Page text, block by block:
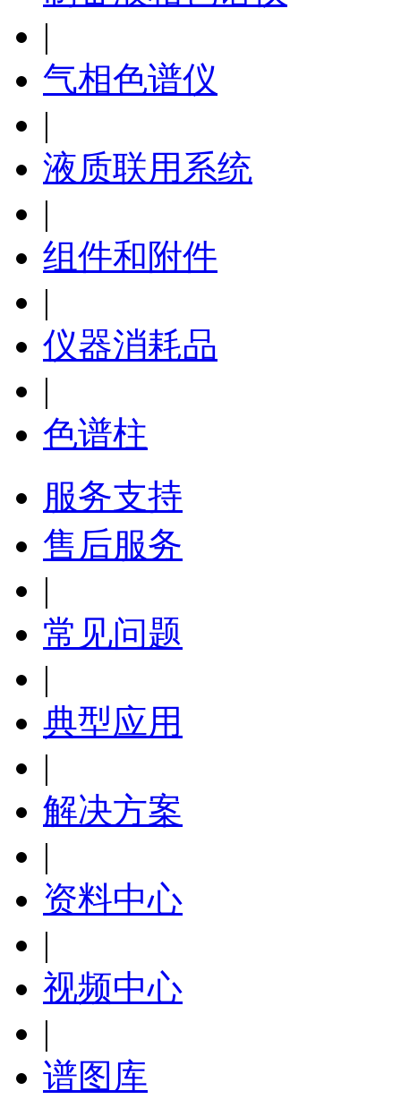
|
气相色谱仪
|
液质联用系统
|
组件和附件
|
仪器消耗品
|
色谱柱
服务支持
售后服务
|
常见问题
|
典型应用
|
解决方案
|
资料中心
|
视频中心
|
谱图库